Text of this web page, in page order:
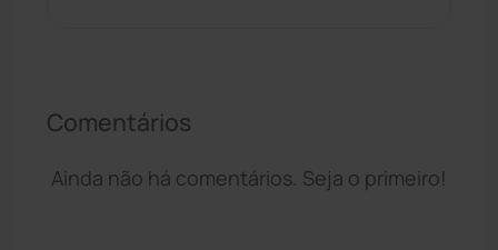
Comentários
Ainda não há comentários. Seja o primeiro!